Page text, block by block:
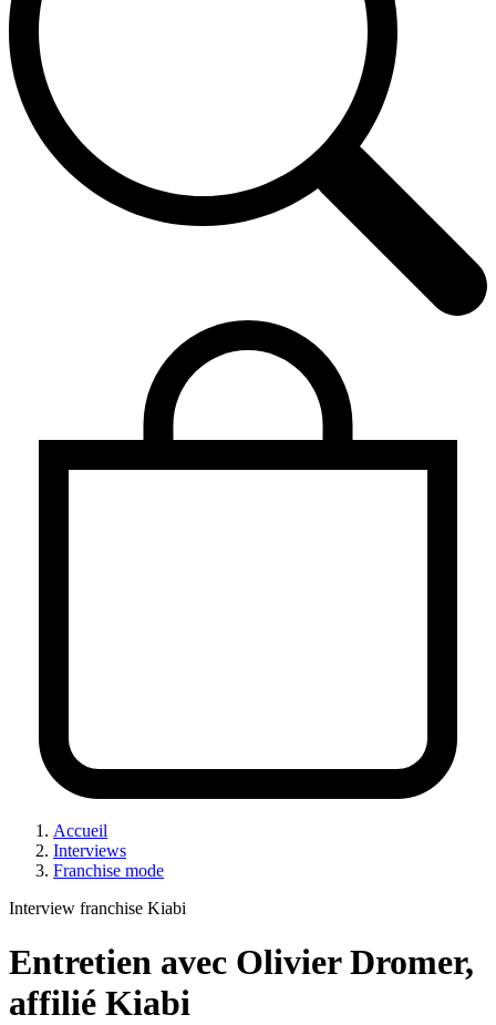
Accueil
Interviews
Franchise mode
Interview franchise Kiabi
Entretien avec Olivier Dromer,
affilié Kiabi